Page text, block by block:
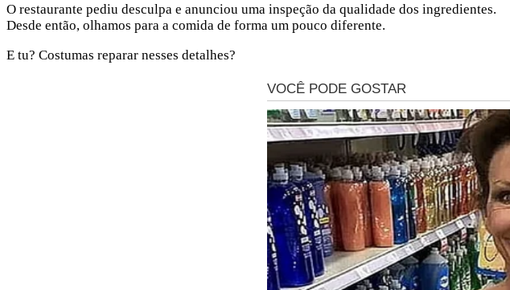
O restaurante pediu desculpa e anunciou uma inspeção da qualidade dos ingredientes.
Desde então, olhamos para a comida de forma um pouco diferente.
E tu? Costumas reparar nesses detalhes?